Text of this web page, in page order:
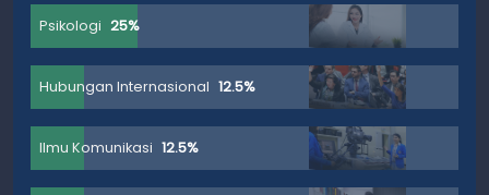
Psikologi 25%
Hubungan Internasional 12.5%
Ilmu Komunikasi 12.5%